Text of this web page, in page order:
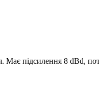
підсилення 8 dBd,